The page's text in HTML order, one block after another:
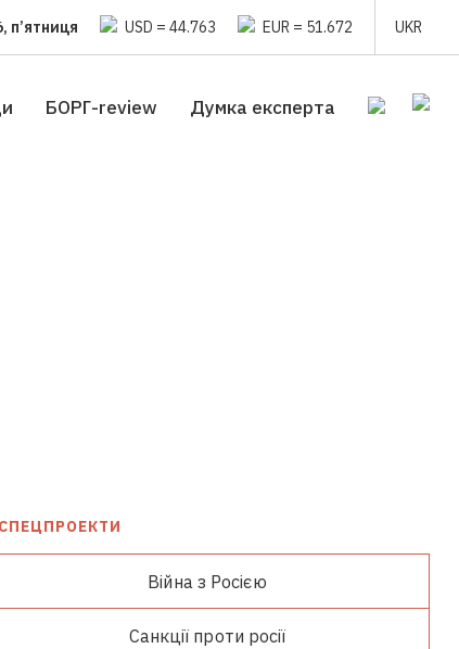
п’ятниця USD = 44.763 EUR = 51.672 UKR
БОРГ-review Думка експерта
Війна з Росією
Санкції проти росії